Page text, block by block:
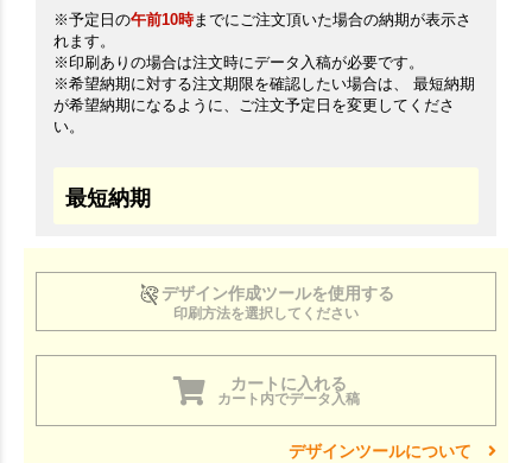
※予定日の午前10時までにご注文頂いた場合の納期が表示さ
れます。
※印刷ありの場合は注文時にデータ入稿が必要です。
※希望納期に対する注文期限を確認したい場合は、 最短納期
が希望納期になるように、ご注文予定日を変更してくださ
い。
最短納期
デザイン作成ツールを使用する
印刷方法を選択してください
カートに入れる
カート内でデータ入稿
デザインツールについて